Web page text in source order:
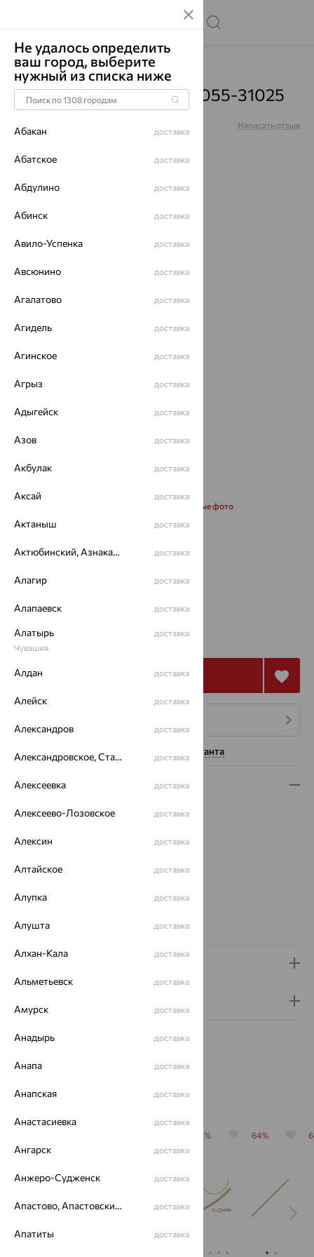
Главная Каталог Цепи
Цепь, золото, 332-0Z-0055-31025
Написать отзыв
Запросить дополнительные фото
от 117 471 326 309
Купить
Нужна помощь консультанта
Описание
Вид изделия:полновесные
Плетение:
Цвет металла:
Проба:
Вес металла:
Похожие изделия
64% 64%
Не удалось определить
ваш город, выберите
нужный из списка ниже
Абакан доставка
Абатское доставка
Абдулино доставка
Абинск доставка
Авило-Успенка доставка
Авсюнино доставка
Агалатово доставка
Агидель доставка
Агинское доставка
Агрыз доставка
Адыгейск доставка
Азов доставка
Акбулак доставка
Аксай доставка
Актаныш доставка
Актюбинский, Азнакаевский район доставка
Алагир доставка
Алапаевск доставка
Алатырь
Чувашия
доставка
Алдан доставка
Алейск доставка
Александров доставка
Александровское, Ставропольский край доставка
Алексеевка доставка
Алексеево-Лозовское доставка
Алексин доставка
Алтайское доставка
Алупка доставка
Алушта доставка
Алхан-Кала доставка
Альметьевск доставка
Амурск доставка
Анадырь доставка
Анапа доставка
Анапская доставка
Анастасиевка доставка
Ангарск доставка
Анжеро-Судженск доставка
Апастово, Апастовский район доставка
Апатиты доставка